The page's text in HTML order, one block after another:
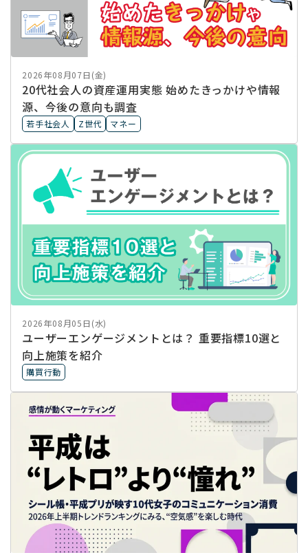
2026年08月07日(金)
20代社会人の資産運用実態 始めたきっかけや情報
源、今後の意向も調査
若手社会人 Z世代 マネー
2026年08月05日(水)
ユーザーエンゲージメントとは？ 重要指標10選と
向上施策を紹介
購買行動